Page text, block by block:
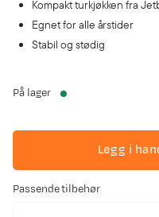
Kompakt turkjøkken fra
Egnet for alle årstider
Stabil og stødig
På lager
Legg i
Passende tilbehør